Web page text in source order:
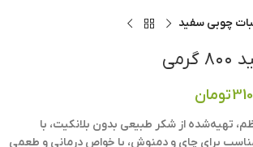
چوبی سفید
تومان
تهیه‌شده از شکر طبیعی بدون بلانکیت، با
۸۰۰ گرمی. مناسب برای چای و دمنوش، با خواص درمانی و طعمی